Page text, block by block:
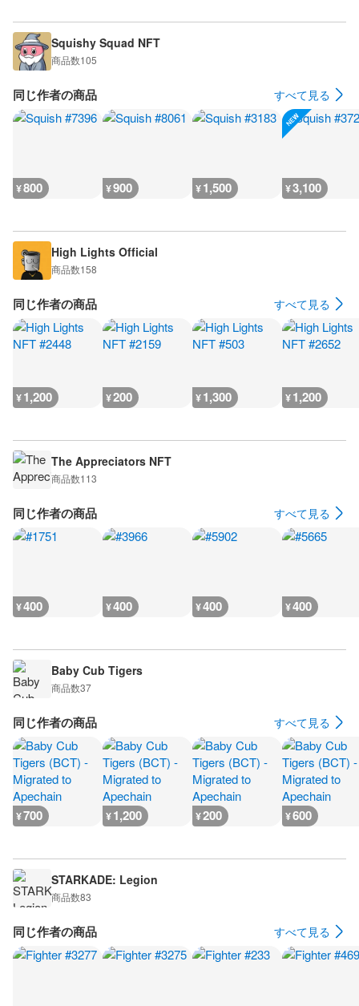
Squishy Squad NFT
商品数105
同じ作者の商品 すべて見る
¥800 ¥900 ¥1,500 ¥3,100
High Lights Official
商品数158
同じ作者の商品 すべて見る
¥1,200 ¥200 ¥1,300 ¥1,200
The Appreciators NFT
商品数113
同じ作者の商品 すべて見る
¥400 ¥400 ¥400 ¥400
Baby Cub Tigers
商品数37
同じ作者の商品 すべて見る
¥700 ¥1,200 ¥200 ¥600
STARKADE: Legion
商品数83
同じ作者の商品 すべて見る